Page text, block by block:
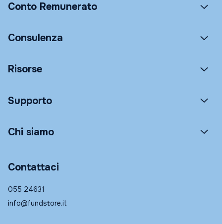
Conto Remunerato
Consulenza
Risorse
Supporto
Chi siamo
Contattaci
055 24631
info@fundstore.it